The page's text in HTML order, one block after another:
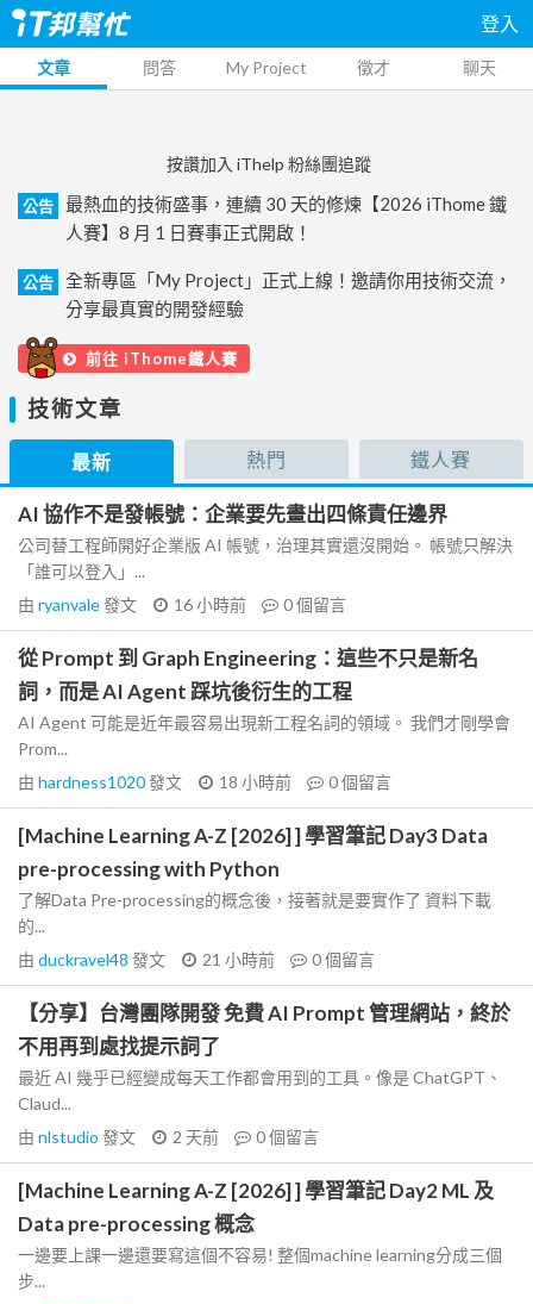
登入
文章 問答 My Project 徵才 聊天
按讚加入 iThelp 粉絲團追蹤
公告
最熱血的技術盛事，連續 30 天的修煉【2026 iThome 鐵
人賽】8 月 1 日賽事正式開啟！
公告
全新專區「My Project」正式上線！邀請你用技術交流，
分享最真實的開發經驗
前往 iThome鐵人賽
技術文章
最新 熱門 鐵人賽
AI 協作不是發帳號：企業要先畫出四條責任邊界
公司替工程師開好企業版 AI 帳號，治理其實還沒開始。 帳號只解決
「誰可以登入」...
由 ryanvale發文 16 小時前 0個留言
從 Prompt 到 Graph Engineering：這些不只是新名
詞，而是 AI Agent 踩坑後衍生的工程
AI Agent 可能是近年最容易出現新工程名詞的領域。 我們才剛學會
Prom...
由 hardness1020發文 18 小時前 0個留言
[Machine Learning A-Z [2026] ] 學習筆記 Day3 Data
pre-processing with Python
了解Data Pre-processing的概念後，接著就是要實作了 資料下載
的...
由 duckravel48 發文 21 小時前 0個留言
【分享】台灣團隊開發 免費 AI Prompt 管理網站，終於
不用再到處找提示詞了
最近 AI 幾乎已經變成每天工作都會用到的工具。像是 ChatGPT、
Claud...
由 nlstudio 發文 2 天前 0個留言
[Machine Learning A-Z [2026] ] 學習筆記 Day2 ML 及
Data pre-processing 概念
一邊要上課一邊還要寫這個不容易! 整個machine learning分成三個
步...